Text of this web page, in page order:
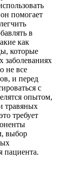
помогает
в
как
которые
заболеваниях
не все
и перед
с
опытом,
травяных
требует
выбор
пациента.